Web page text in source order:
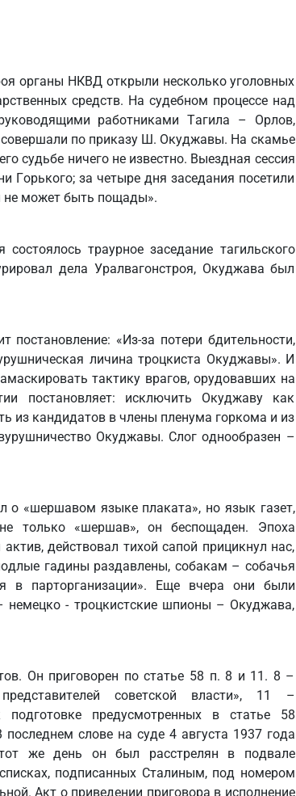
органы НКВД открыли несколько уголовных
средств. На судебном процессе над
работниками Тагила – Орлов,
совершали по приказу Ш. Окуджавы. На скамье
судьбе ничего не известно. Выездная сессия
Горького; за четыре дня заседания посетили
не может быть пощады».
траурное заседание тагильского
дела Уралвагонстроя, Окуджава был
«Из-за потери бдительности,
личина троцкиста Окуджавы». И
тактику врагов, орудовавших на
постановляет: исключить Окуджаву как
из кандидатов в члены пленума горкома и из
Окуджавы. Слог однообразен –
о «шершавом языке плаката», но язык газет,
только «шершав», он беспощаден. Эпоха
действовал тихой сапой прицикнул нас,
гадины раздавлены, собакам – собачья
в парторганизации». Еще вчера они были
немецко - троцкистские шпионы – Окуджава,
Он приговорен по статье 58 п. 8 и 11. 8 –
советской власти», 11 –
подготовке предусмотренных в статье 58
слове на суде 4 августа 1937 года
же день он был расстрелян в подвале
подписанных Сталиным, под номером
Акт о приведении приговора в исполнение